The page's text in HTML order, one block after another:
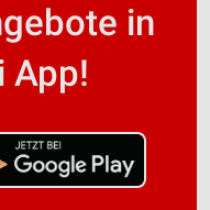
in
App!